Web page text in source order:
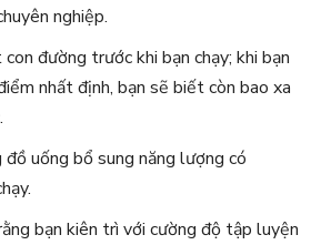
nghiệp.
đường trước khi bạn chạy; khi bạn
nhất định, bạn sẽ biết còn bao xa
đồ uống bổ sung năng lượng có
bạn kiên trì với cường độ tập luyện